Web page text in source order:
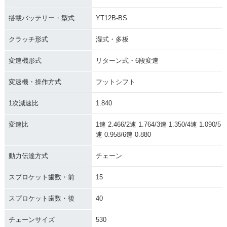
搭載バッテリー・型式 YT12B-BS
クラッチ形式 湿式・多板
変速機形式 リターン式・6段変速
変速機・操作方式 フットシフト
1次減速比 1.840
変速比
1速 2.466/2速 1.764/3速 1.350/4速 1.090/5
速 0.958/6速 0.880
動力伝達方式 チェーン
スプロケット歯数・前 15
スプロケット歯数・後 40
チェーンサイズ 530